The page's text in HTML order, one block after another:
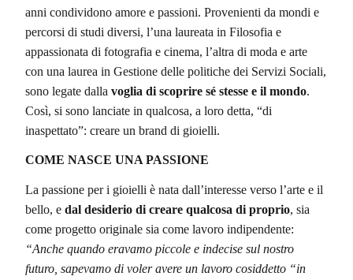
anni condividono amore e passioni. Provenienti da mondi e
percorsi di studi diversi, l’una laureata in Filosofia e
appassionata di fotografia e cinema, l’altra di moda e arte
con una laurea in Gestione delle politiche dei Servizi Sociali,
sono legate dalla voglia di scoprire sé stesse e il mondo.
Così, si sono lanciate in qualcosa, a loro detta, “di
inaspettato”: creare un brand di gioielli.
COME NASCE UNA PASSIONE
La passione per i gioielli è nata dall’interesse verso l’arte e il
bello, e dal desiderio di creare qualcosa di proprio, sia
come progetto originale sia come lavoro indipendente:
“Anche quando eravamo piccole e indecise sul nostro
futuro, sapevamo di voler avere un lavoro cosiddetto “in